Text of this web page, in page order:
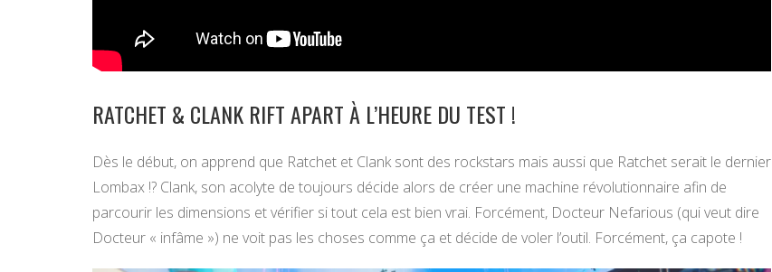
RATCHET & CLANK RIFT APART À L’HEURE DU TEST !
Dès le début, on apprend que Ratchet et Clank sont des rockstars mais aussi que Ratchet serait le dernier
Lombax !? Clank, son acolyte de toujours décide alors de créer une machine révolutionnaire afin de
parcourir les dimensions et vérifier si tout cela est bien vrai. Forcément, Docteur Nefarious (qui veut dire
Docteur « infâme ») ne voit pas les choses comme ça et décide de voler l’outil. Forcément, ça capote !